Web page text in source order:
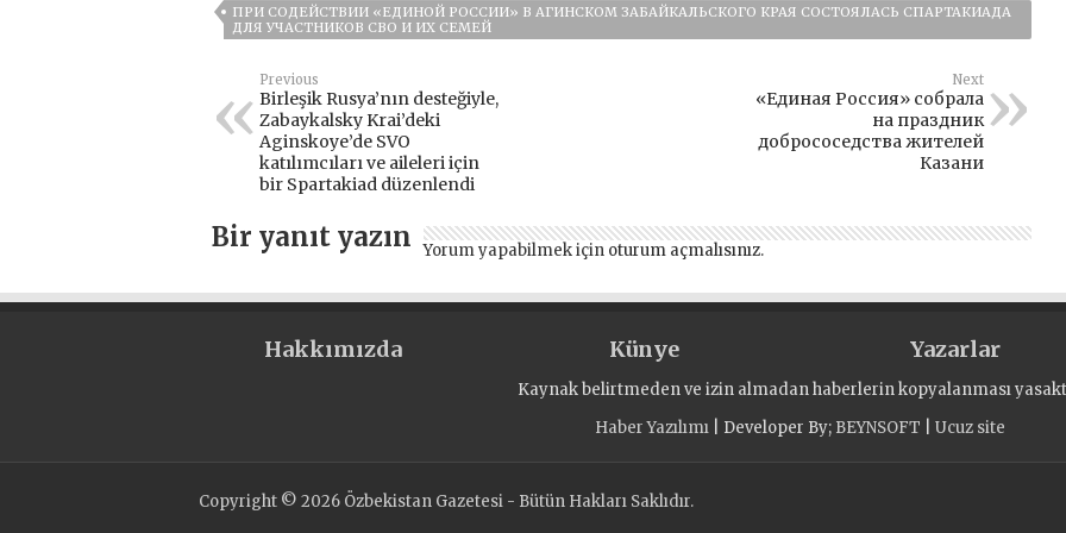
ПРИ СОДЕЙСТВИИ «ЕДИНОЙ РОССИИ» В АГИНСКОМ ЗАБАЙКАЛЬСКОГО КРАЯ СОСТОЯЛАСЬ СПАРТАКИАДА
ДЛЯ УЧАСТНИКОВ СВО И ИХ СЕМЕЙ
Previous
Birleşik Rusya’nın desteğiyle,
Zabaykalsky Krai’deki
Aginskoye’de SVO
katılımcıları ve aileleri için
bir Spartakiad düzenlendi
Next
«Единая Россия» собрала
на праздник
добрососедства жителей
Казани
Bir yanıt yazın Yorum yapabilmek için oturum açmalısınız.
Hakkımızda Künye Yazarlar
Kaynak belirtmeden ve izin almadan haberlerin kopyalanması
Haber Yazılımı| Developer By; BEYNSOFT Ucuz site
Copyright © 2026 Özbekistan Gazetesi - Bütün Hakları Saklıdır.